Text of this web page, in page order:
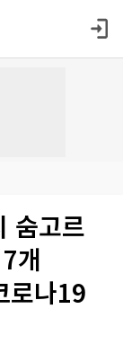
숨고르
개
로나19